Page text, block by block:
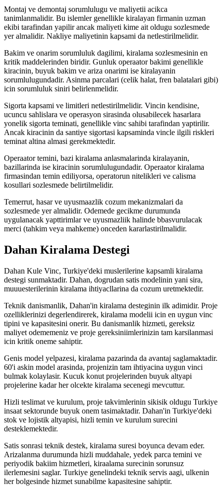
Montaj ve demontaj sorumlulugu ve maliyetii acikca
tanimlanmalidir. Bu islemler genellikle kiralayan firmanin uzman
ekibi tarafindan yapilir ancak maliyeti kime ait oldugu sozlesmede
yer almalidir. Nakliye maliyetinin kapsami da netlestirilmelidir.
Bakim ve onarim sorumluluk dagilimi, kiralama sozlesmesinin en
kritik maddelerinden biridir. Gunluk operaator bakimi genellikle
kiracinin, buyuk bakim ve ariza onarimi ise kiralayanin
sorumlulugundadir. Asinma parcalari (celik halat, fren balatalari gibi)
icin sorumluluk siniri belirlenmelidir.
Sigorta kapsami ve limitleri netlestirilmelidir. Vincin kendisine,
ucuncu sahlislara ve operasyon sirasinda olusabilecek hasarlara
yonelik sigorta teminati, genellikle vinc sahibi tarafindan yaptirilir.
Ancak kiracinin da santiye sigortasi kapsaminda vincle ilgili riskleri
teminat altina almasi gerekmektedir.
Operaator temini, bazi kiralama anlasmalarinda kiralayanin,
bazillarinda ise kiracinin sorumlulugundadir. Operaator kiralama
firmasindan temin ediliyorsa, operatorun nitelikleri ve calisma
kosullari sozlesmede belirtilmelidir.
Temerrut, hasar ve uyusmaazlik cozum mekanizmalari da
sozlesmede yer almalidir. Odemede gecikme durumunda
uygulanacak yapttirimlar ve uyusmazliik halinde bbasvurulacak
merci (tahkim veya mahkeme) onceden kararlastirilmalidir.
Dahan Kiralama Destegi
Dahan Kule Vinc, Turkiye'deki muslerilerine kapsamli kiralama
destegi sunmaktadir. Dahan, dogrudan satis modelinin yani sira,
muuuesterilerinin kiralama ihtiyacllarina da cozum uretmektedir.
Teknik danismanlik, Dahan'in kiralama desteginin ilk adimidir. Proje
ozelliklerinizi degerlendirerek, kiralama modelii icin en uygun vinc
tipini ve kapasitesini onerir. Bu danismanlik hizmeti, gereksiz
maliyet odememeniz ve proje gereksiniimlerinizin tam karsilanmasi
icin kritik oneme sahiptir.
Genis model yelpazesi, kiralama pazarinda da avantaj saglamaktadir.
60'i askin model arasinda, projenizin tam ihtiyacina uygun vinci
bulmak kolaylasir. Kucuk konut projelerinden buyuk altyapi
projelerine kadar her olcekte kiralama secenegi mevcuttur.
Hizli teslimat ve kurulum, proje takvimlerinin sikisik oldugu Turkiye
insaat sektorunde buyuk onem tasimaktadir. Dahan'in Turkiye'deki
stok ve lojistik altyapisi, hizli temin ve kurulum surecini
desteklemektedir.
Satis sonrasi teknik destek, kiralama suresi boyunca devam eder.
Arizalanma durumunda hizli muddahale, yedek parca temini ve
periyodik bakiim hizmetleri, kiraalama surecinin sorunsuz
ilerlemesini saglar. Turkiye genelindeki teknik servis aagi, ulkenin
her bolgesinde hizmet sunabilme kapasitesine sahiptir.